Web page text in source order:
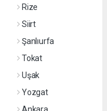
Rize
Siirt
Şanlıurfa
Tokat
Uşak
Yozgat
Ankara